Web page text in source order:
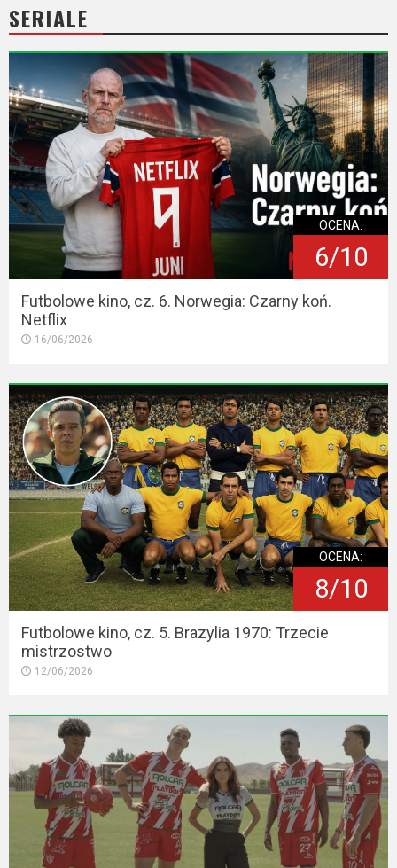
SERIALE
OCENA:
6/10
Futbolowe kino, cz. 6. Norwegia: Czarny koń.
Netflix
16/06/2026
OCENA:
8/10
Futbolowe kino, cz. 5. Brazylia 1970: Trzecie
mistrzostwo
12/06/2026